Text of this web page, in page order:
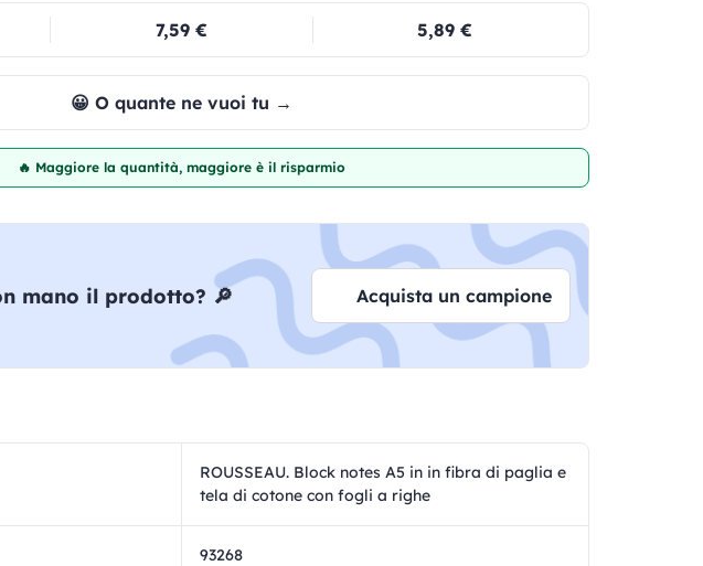
7,59 € 5,89 €
😀 O quante ne vuoi tu →
🔥 Maggiore la quantità, maggiore è il risparmio
mano il prodotto? 🔎 Acquista un campione
ROUSSEAU. Block notes A5 in in fibra di paglia e
tela di cotone con fogli a righe
93268